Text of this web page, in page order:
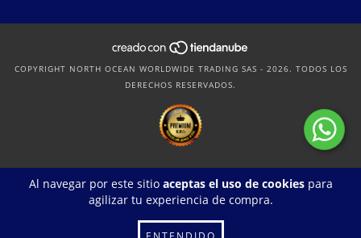
Al navegar por este sitio aceptas el uso de cookiespara
agilizar tu experiencia de compra.
COPYRIGHT NORTH OCEAN WORLDWIDE TRADING SAS - 2026. TODOS LOS
DERECHOS RESERVADOS.